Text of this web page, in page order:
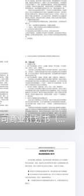
51 建材公司商业计划书（word+ppt配套）创业计划书word模板